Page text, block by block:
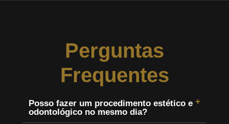
Perguntas
Frequentes
Posso fazer um procedimento estético e
odontológico no mesmo dia?